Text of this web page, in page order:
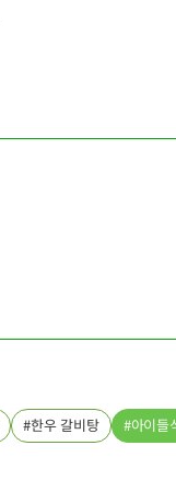
한우 갈비탕 아이들